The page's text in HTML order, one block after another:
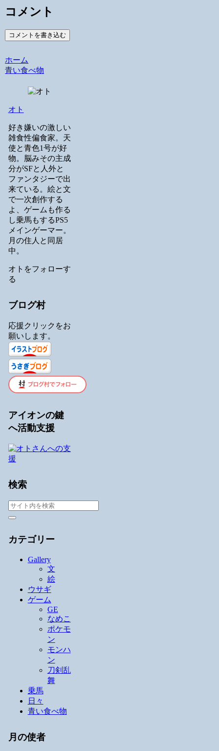
コメント
コメントを書き込む
ホーム
青い食べ物
オト
好き嫌いの激しい
雑食性偏食家。天
使と青色1号が好
物。脳みその主成
分がSFと人外と
ファンタジーで出
来ている。絵と文
で一次創作する
よ、ゲームも作る
し乗馬もするPS5
メインゲーマー。
月の住人と同居
中。
オトをフォローす
る
ブログ村
応援クリックをお
願いします。
アイオンの鍵
へ活動支援
検索
カテゴリー
Gallery
文
絵
ウサギ
ゲーム
GE
なめこ
ポケモ
ン
モンハ
ン
刀剣乱
舞
乗馬
日々
青い食べ物
月の使者